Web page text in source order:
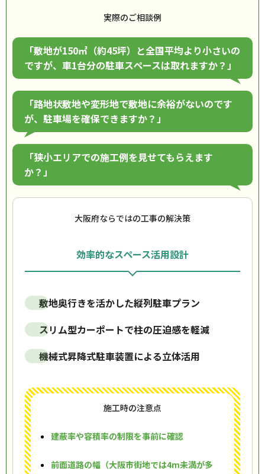
実際のご相談例
「敷地が150㎡（約45坪）と全国平均より小さいの
ですが、車1台分の駐車スペースは取れますか？」
「路地状敷地や変形地で敷地に余裕がないのです
が、駐車場を確保できますか？」
「狭小エリアでの施工例を見せてもらえます
か？」
大阪府ならではの工事の解決策
効率的なスペース活用設計
敷地奥行きを活かした縦列駐車プラン
スリム型カーポートで柱の圧迫感を軽減
機械式昇降式駐車装置による立体活用
施工時の注意点
建蔽率や容積率の制限を事前に確認
前面道路の幅（大阪市街地では4m未満が多